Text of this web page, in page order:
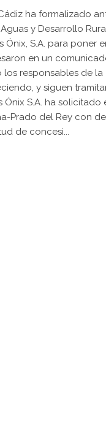
ha formalizado
y Desarrollo
S.A. para poner
en un
responsables de
y siguen
Ónix S.A. ha
Prado del Rey con
de concesi...